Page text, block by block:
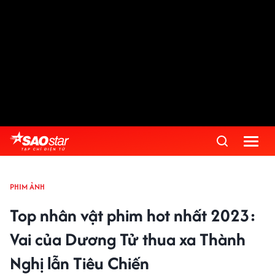
PHIM ẢNH
Top nhân vật phim hot nhất 2023:
Vai của Dương Tử thua xa Thành
Nghị lẫn Tiêu Chiến